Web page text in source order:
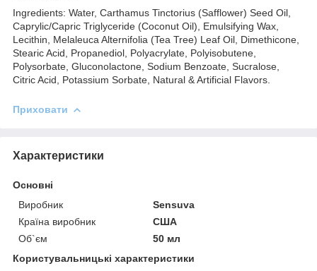
Ingredients: Water, Carthamus Tinctorius (Safflower) Seed Oil,
Caprylic/Capric Triglyceride (Coconut Oil), Emulsifying Wax,
Lecithin, Melaleuca Alternifolia (Tea Tree) Leaf Oil, Dimethicone,
Stearic Acid, Propanediol, Polyacrylate, Polyisobutene,
Polysorbate, Gluconolactone, Sodium Benzoate, Sucralose,
Citric Acid, Potassium Sorbate, Natural & Artificial Flavors.
Приховати
Характеристики
Основні
Виробник
Sensuva
Країна виробник
США
Об`єм
50 мл
Користувальницькі характеристики